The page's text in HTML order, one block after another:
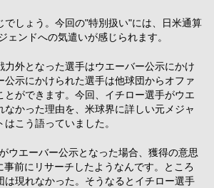
しょう。今回の"特別扱い"には、日米通算
ェンドへの気遣いが感じられます。
外となった選手はウエーバー公示にかけ
公示にかけられた選手は他球団からオファ
とができます。今回、イチロー選手がウエ
なかった理由を、米球界に詳しい元メジャ
こう語っていました。
ウエーバー公示となった場合、獲得の意思
事前にリサーチしたようなんです。ところ
は現れなかった。そうなるとイチロー選手